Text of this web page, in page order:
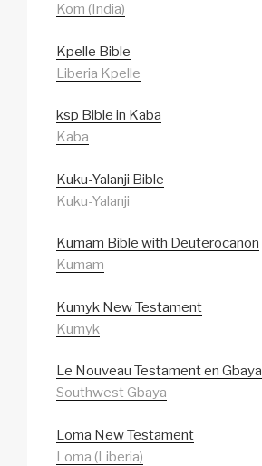
Kom (India)
Kpelle Bible
Liberia Kpelle
ksp Bible in Kaba
Kaba
Kuku-Yalanji Bible
Kuku-Yalanji
Kumam Bible with Deuterocanon
Kumam
Kumyk New Testament
Kumyk
Le Nouveau Testament en Gbaya
Southwest Gbaya
Loma New Testament
Loma (Liberia)